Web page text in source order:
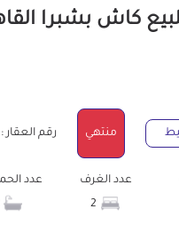
منتهي رقم العقار : 44231
عدد الغرف
عدد